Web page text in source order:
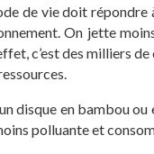
de vie doit répondre
On jette
c’est des milliers
disque en bambou
polluante et